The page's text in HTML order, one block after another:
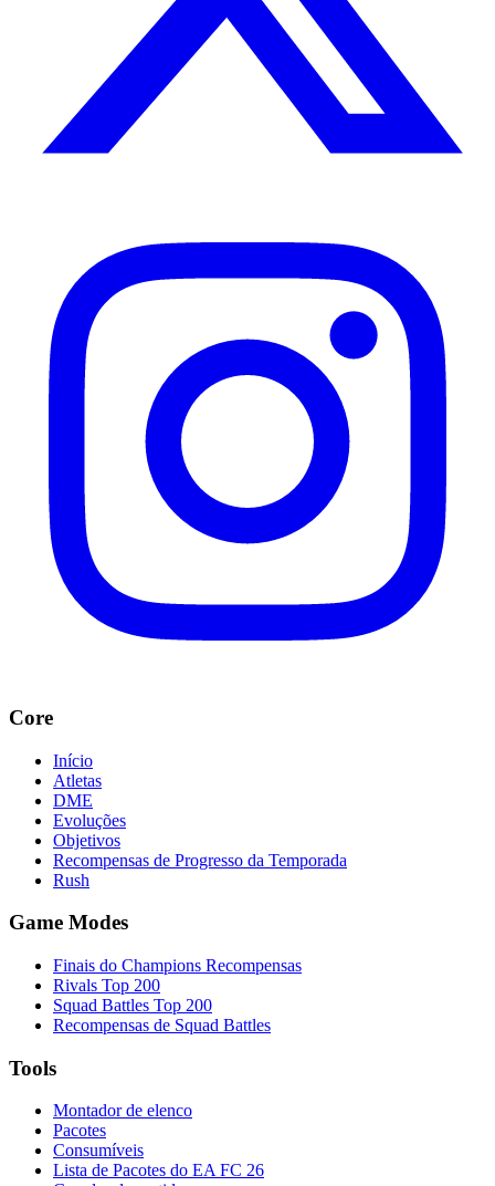
Core
Início
Atletas
DME
Evoluções
Objetivos
Recompensas de Progresso da Temporada
Rush
Game Modes
Finais do Champions Recompensas
Rivals Top 200
Squad Battles Top 200
Recompensas de Squad Battles
Tools
Montador de elenco
Pacotes
Consumíveis
Lista de Pacotes do EA FC 26